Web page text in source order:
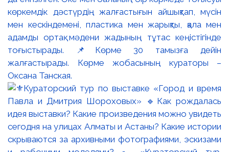
көркемдік дәстүрдің жалғастығын айшықтап, мүсін
мен кескіндемені, пластика мен жарықты, қала мен
адамды ортақ мәдени жадының тұтас кеңістігінде
тоғыстырады. 📌Көрме 30 тамызға дейін
жалғастырады. Көрме жобасының кураторы –
Оксана Танская.